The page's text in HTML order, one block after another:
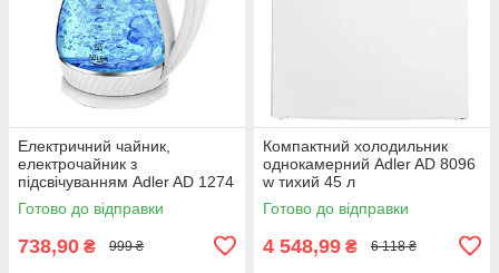
Електричний чайник,
електрочайник з
підсвічуванням Adler AD 1274
w 1 7 л 2200 Вт
Готово до відправки
738,90 ₴ 999 ₴
Компактний холодильник
однокамерний Adler AD 8096
w тихий 45 л
Готово до відправки
4 548,99 ₴ 6 118 ₴